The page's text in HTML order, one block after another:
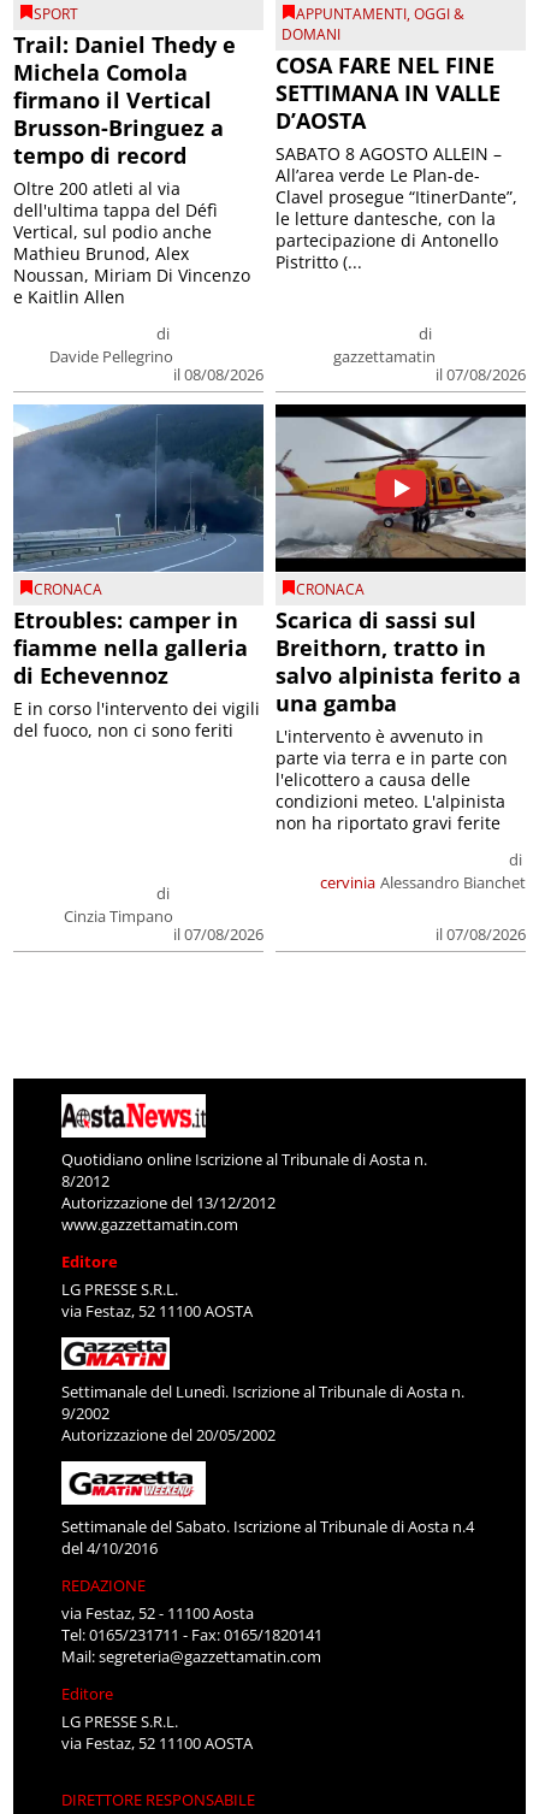
SPORT
Trail: Daniel Thedy e
Michela Comola
firmano il Vertical
Brusson-Bringuez a
tempo di record
di
Davide Pellegrino
il 08/08/2026
Oltre 200 atleti al via
dell'ultima tappa del Défì
Vertical, sul podio anche
Mathieu Brunod, Alex
Noussan, Miriam Di Vincenzo
e Kaitlin Allen
APPUNTAMENTI,OGGI &
DOMANI
COSA FARE NEL FINE
SETTIMANA IN VALLE
D’AOSTA
di
gazzettamatin
il 07/08/2026
SABATO 8 AGOSTO ALLEIN –
All’area verde Le Plan-de-
Clavel prosegue “ItinerDante”,
le letture dantesche, con la
partecipazione di Antonello
Pistritto (...
CRONACA
Etroubles: camper in
fiamme nella galleria
di Echevennoz
di
Cinzia Timpano
il 07/08/2026
E in corso l'intervento dei vigili
del fuoco, non ci sono feriti
CRONACA
Scarica di sassi sul
Breithorn, tratto in
salvo alpinista ferito a
una gamba
cervinia
di
Alessandro Bianchet
il 07/08/2026
L'intervento è avvenuto in
parte via terra e in parte con
l'elicottero a causa delle
condizioni meteo. L'alpinista
non ha riportato gravi ferite
Quotidiano online Iscrizione al Tribunale di Aosta n.
8/2012
Autorizzazione del 13/12/2012
www.gazzettamatin.com
Editore
LG PRESSE S.R.L.
via Festaz, 52 11100 AOSTA
Settimanale del Lunedì. Iscrizione al Tribunale di Aosta n.
9/2002
Autorizzazione del 20/05/2002
Settimanale del Sabato. Iscrizione al Tribunale di Aosta n.4
del 4/10/2016
REDAZIONE
via Festaz, 52 - 11100 Aosta
Tel: 0165/231711 - Fax: 0165/1820141
Mail:segreteria@gazzettamatin.com
Editore
LG PRESSE S.R.L.
via Festaz, 52 11100 AOSTA
DIRETTORE RESPONSABILE